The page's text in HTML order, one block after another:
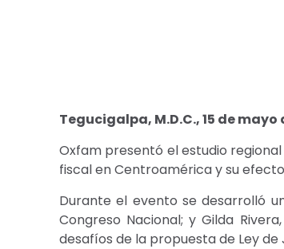
Tegucigalpa, M.D.C., 15 de mayo
Oxfam presentó el estudio regional
fiscal en Centroamérica y su
Durante el evento se desarrolló
Congreso Nacional; y Gilda
desafíos de la propuesta de Ley